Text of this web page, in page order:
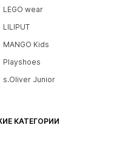
LEGO wear
LILIPUT
MANGO Kids
Playshoes
s.Oliver Junior
КАТЕГОРИИ